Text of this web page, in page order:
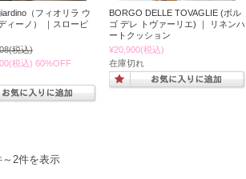
（フィオリラ ウ
ィーノ） ｜スローピ
(税込)
(税込) 60%OFF
BORGO DELLE TOVAGLIE (ボル
ゴ デレ トヴァーリエ) ｜ リネンハ
ートクッション
¥20,900(税込)
在庫切れ
2件を表示